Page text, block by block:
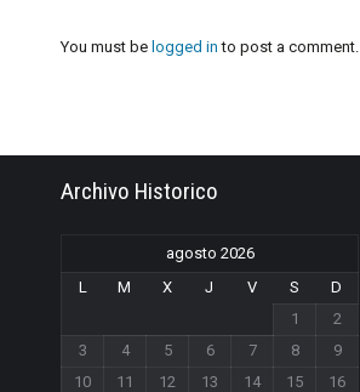
You must be logged in to post a comment.
Archivo Historico
agosto 2026
L
M X J V S
D
1
2
3
4 5 6 7 8
9
10
11 12 13 14 15
16